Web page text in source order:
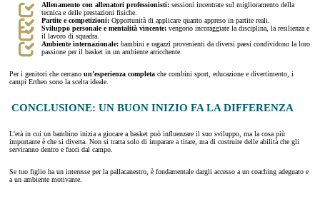
Allenamento con allenatori professionisti: sessioni incentrate sul miglioramento della
tecnica e delle prestazioni fisiche.
Partite e competizioni: Opportunità di applicare quanto appreso in partite reali.
Sviluppo personale e mentalità vincente: vengono incoraggiate la disciplina, la resilienza e
il lavoro di squadra.
Ambiente internazionale: bambini e ragazzi provenienti da diversi paesi condividono la loro
passione per il basket in un ambiente arricchente.
Per i genitori che cercano un’esperienza completa che combini sport, educazione e divertimento, i
campi Ertheo sono la scelta ideale.
CONCLUSIONE: UN BUON INIZIO FA LA DIFFERENZA
L’età in cui un bambino inizia a giocare a basket può influenzare il suo sviluppo, ma la cosa più
importante è che si diverta. Non si tratta solo di imparare a tirare, ma di costruire delle abilità che gli
serviranno dentro e fuori dal campo.
Se tuo figlio ha un interesse per la pallacanestro, è fondamentale dargli accesso a un coaching adeguato e
a un ambiente motivante.